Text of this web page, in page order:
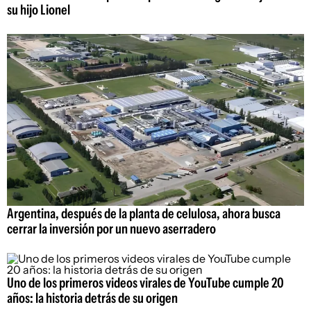
su hijo Lionel
Argentina, después de la planta de celulosa, ahora busca
cerrar la inversión por un nuevo aserradero
Uno de los primeros videos virales de YouTube cumple 20
años: la historia detrás de su origen